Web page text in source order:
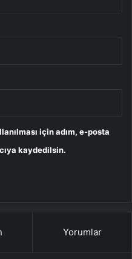
için adım, e-posta
kaydedilsin.
Yorumlar